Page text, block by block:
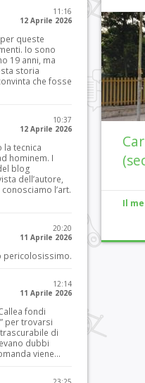
Il
11:16
12 Aprile 2026
queste
Io sono
19 anni, ma
storia
che fosse
10:37
12 Aprile 2026
la tecnica
hominem. I
blog
dell’autore,
l’art.
20:20
11 Aprile 2026
pericolosissimo.
12:14
11 Aprile 2026
fondi
per trovarsi
di
dubbi
viene...